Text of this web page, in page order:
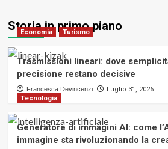
4
Reti
fondazioni e
5
Benessere
Storia in primo piano
Economia Turismo
Trasmissioni lineari: dove
precisione restano decisive
Francesca Devincenzi
Luglio 31, 2026
Tecnologia
Generatore di immagini AI: come
immagine sta rivoluzionando la